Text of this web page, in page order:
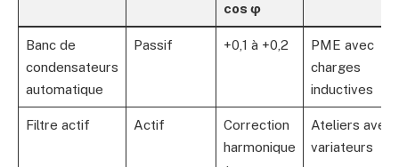
cos φ
Banc de
condensateurs
automatique
Passif +0,1 à +0,2
PME avec
charges
inductives
Filtre actif Actif
Correction
harmonique
Ateliers avec
variateurs